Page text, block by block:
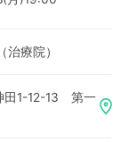
療院）
田1-12-13 第一